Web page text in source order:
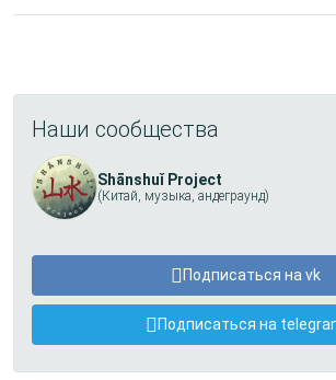
Наши сообщества
Shānshuǐ Project
(Китай, музыка, андеграунд)
Подписаться на vk
Подписаться на